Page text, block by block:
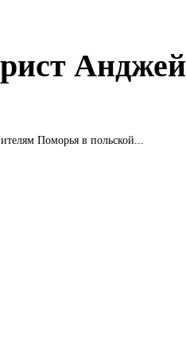
Анджей
Поморья в польской...